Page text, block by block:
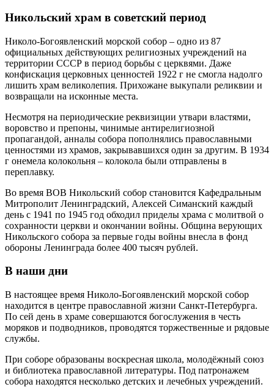
Никольский храм в советский период
Николо-Богоявленский морской собор – одно из 87
официальных действующих религиозных учреждений на
территории СССР в период борьбы с церквями. Даже
конфискация церковных ценностей 1922 г не смогла надолго
лишить храм великолепия. Прихожане выкупали реликвии и
возвращали на исконные места.
Несмотря на периодические реквизиции утвари властями,
воровство и препоны, чинимые антирелигиозной
пропагандой, анналы собора пополнялись православными
ценностями из храмов, закрывавшихся один за другим. В 1934
г онемела колокольня – колокола были отправлены в
переплавку.
Во время ВОВ Никольский собор становится Кафедральным
Митрополит Ленинградский, Алексей Симанский каждый
день с 1941 по 1945 год обходил приделы храма с молитвой о
сохранности церкви и окончании войны. Община верующих
Никольского собора за первые годы войны внесла в фонд
обороны Ленинграда более 400 тысяч рублей.
В наши дни
В настоящее время Николо-Богоявленский морской собор
находится в центре православной жизни Санкт-Петербурга.
По сей день в храме совершаются богослужения в честь
моряков и подводников, проводятся торжественные и рядовые
службы.
При соборе образованы воскресная школа, молодёжный союз
и библиотека православной литературы. Под патронажем
собора находятся несколько детских и лечебных учреждений.